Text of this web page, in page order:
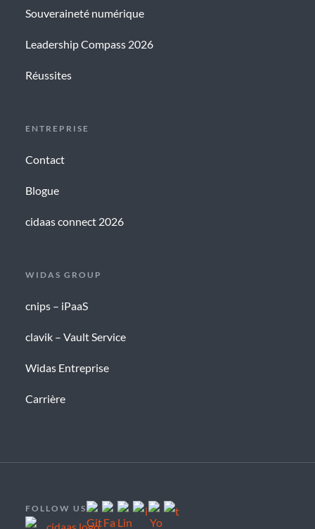
Souveraineté numérique
Leadership Compass 2026
Réussites
ENTREPRISE
Contact
Blogue
cidaas connect 2026
WIDAS GROUP
cnips – iPaaS
clavik – Vault Service
Widas Entreprise
Carrière
FOLLOW US